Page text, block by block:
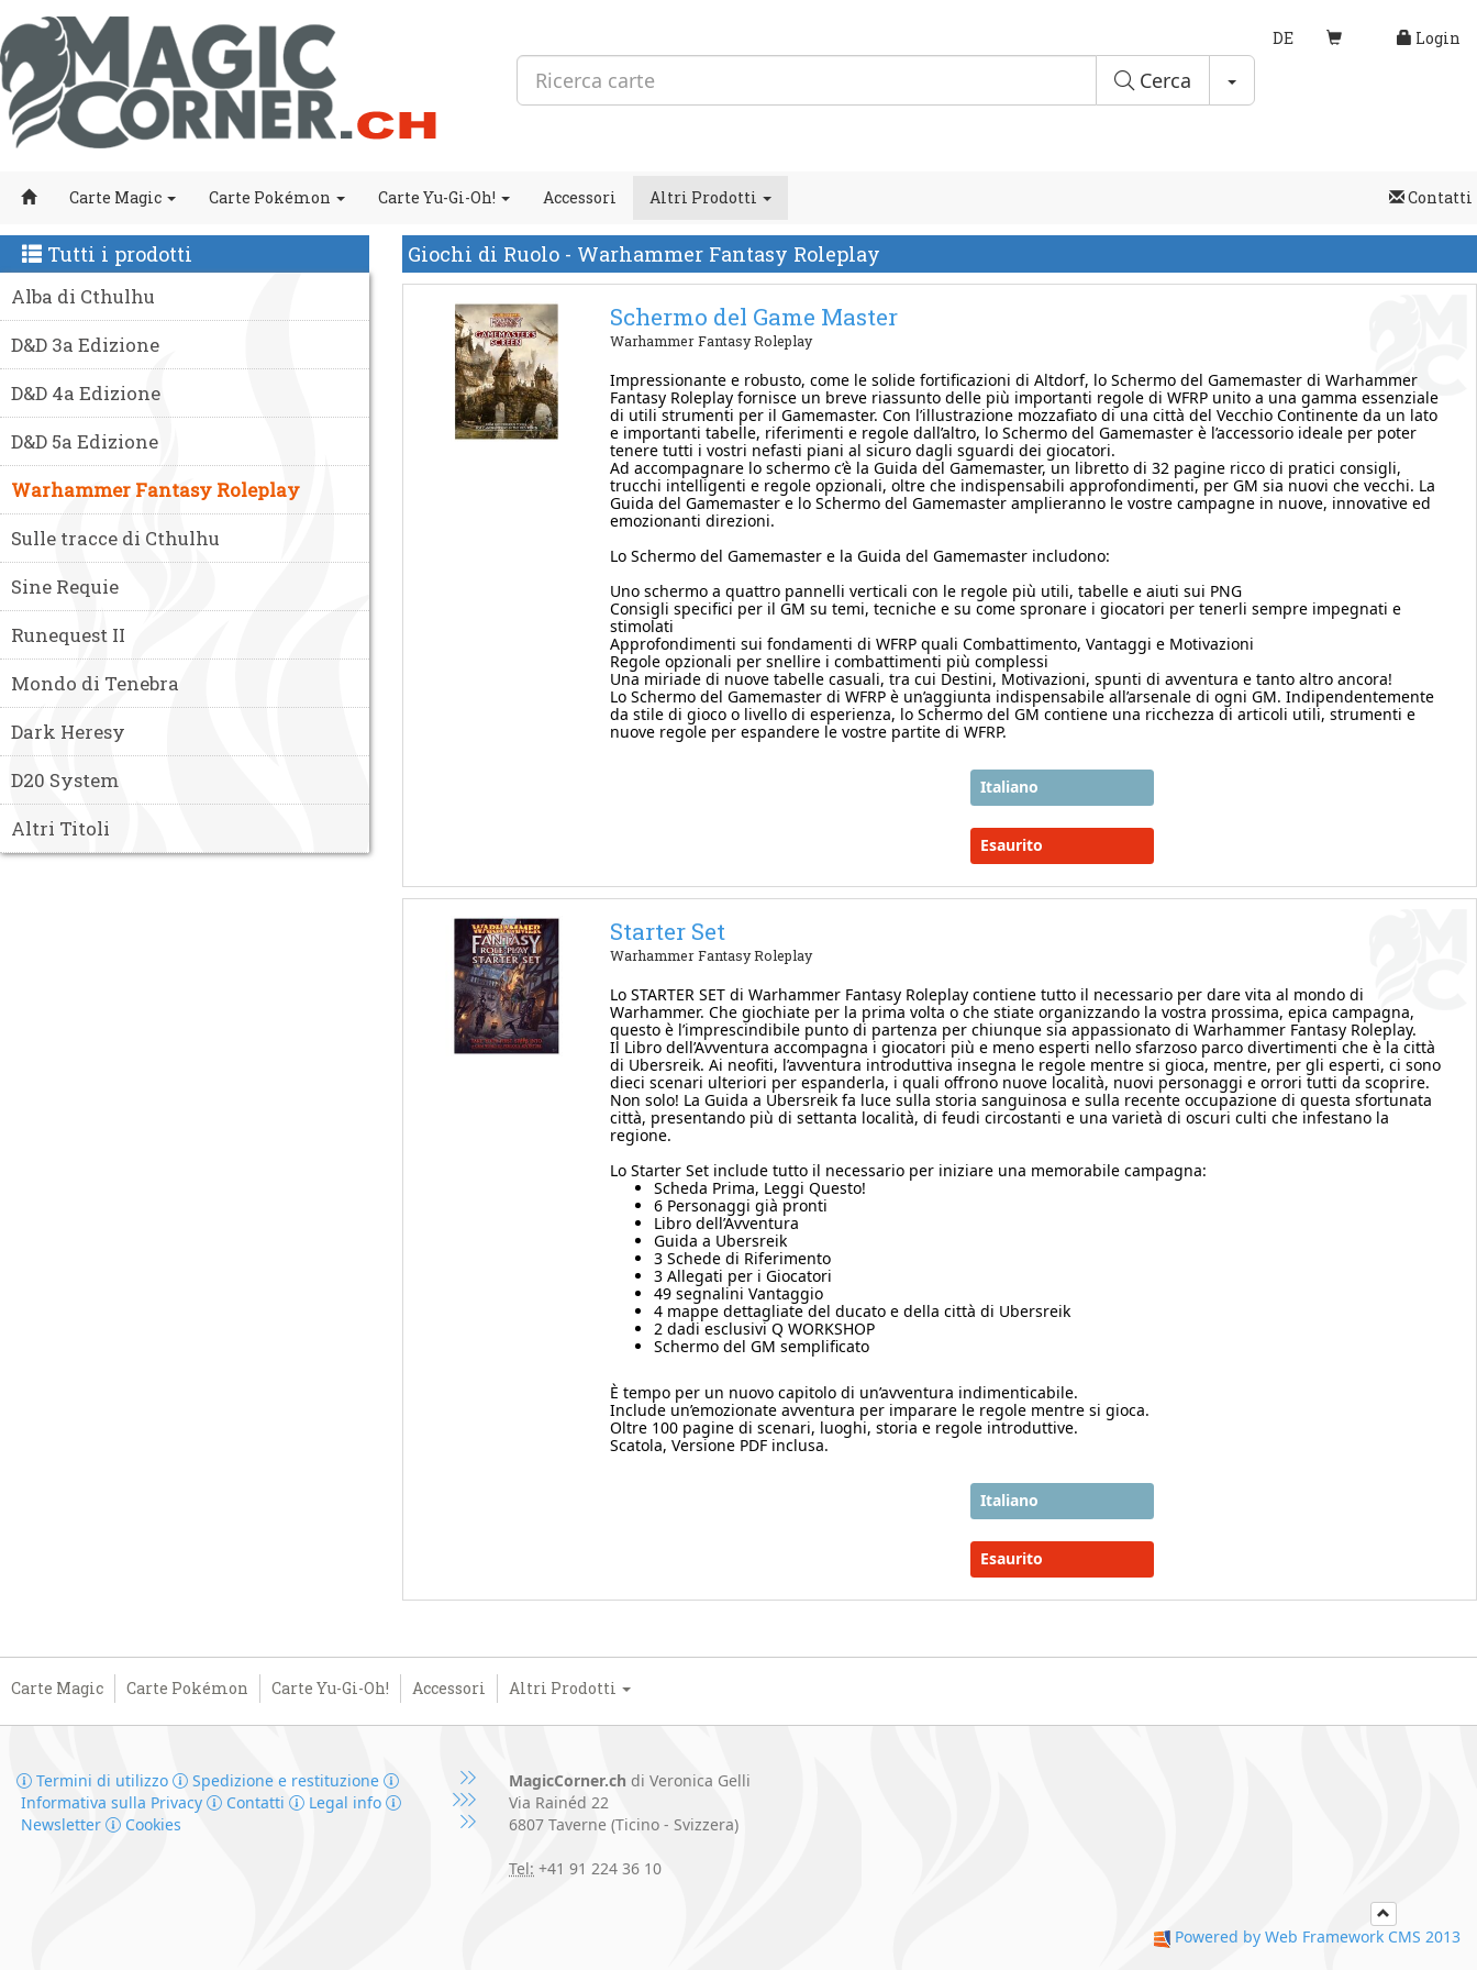
Cerca Toggle Dropdown
DE Login
Carte Magic Carte Pokémon Carte Yu-Gi-Oh! Accessori Altri Prodotti Contatti
Giochi di Ruolo - Warhammer Fantasy Roleplay
Schermo del Game Master
Warhammer Fantasy Roleplay
Impressionante e robusto, come le solide fortificazioni di Altdorf, lo Schermo del Gamemaster di Warhammer
Fantasy Roleplay fornisce un breve riassunto delle più importanti regole di WFRP unito a una gamma essenziale
di utili strumenti per il Gamemaster. Con l’illustrazione mozzafiato di una città del Vecchio Continente da un lato
e importanti tabelle, riferimenti e regole dall’altro, lo Schermo del Gamemaster è l’accessorio ideale per poter
tenere tutti i vostri nefasti piani al sicuro dagli sguardi dei giocatori.
Ad accompagnare lo schermo c’è la Guida del Gamemaster, un libretto di 32 pagine ricco di pratici consigli,
trucchi intelligenti e regole opzionali, oltre che indispensabili approfondimenti, per GM sia nuovi che vecchi. La
Guida del Gamemaster e lo Schermo del Gamemaster amplieranno le vostre campagne in nuove, innovative ed
emozionanti direzioni.
Lo Schermo del Gamemaster e la Guida del Gamemaster includono:
Uno schermo a quattro pannelli verticali con le regole più utili, tabelle e aiuti sui PNG
Consigli specifici per il GM su temi, tecniche e su come spronare i giocatori per tenerli sempre impegnati e
stimolati
Approfondimenti sui fondamenti di WFRP quali Combattimento, Vantaggi e Motivazioni
Regole opzionali per snellire i combattimenti più complessi
Una miriade di nuove tabelle casuali, tra cui Destini, Motivazioni, spunti di avventura e tanto altro ancora!
Lo Schermo del Gamemaster di WFRP è un’aggiunta indispensabile all’arsenale di ogni GM. Indipendentemente
da stile di gioco o livello di esperienza, lo Schermo del GM contiene una ricchezza di articoli utili, strumenti e
nuove regole per espandere le vostre partite di WFRP.
Italiano
Esaurito
Starter Set
Warhammer Fantasy Roleplay
Lo STARTER SET di Warhammer Fantasy Roleplay contiene tutto il necessario per dare vita al mondo di
Warhammer. Che giochiate per la prima volta o che stiate organizzando la vostra prossima, epica campagna,
questo è l’imprescindibile punto di partenza per chiunque sia appassionato di Warhammer Fantasy Roleplay.
Il Libro dell’Avventura accompagna i giocatori più e meno esperti nello sfarzoso parco divertimenti che è la città
di Ubersreik. Ai neofiti, l’avventura introduttiva insegna le regole mentre si gioca, mentre, per gli esperti, ci sono
dieci scenari ulteriori per espanderla, i quali offrono nuove località, nuovi personaggi e orrori tutti da scoprire.
Non solo! La Guida a Ubersreik fa luce sulla storia sanguinosa e sulla recente occupazione di questa sfortunata
città, presentando più di settanta località, di feudi circostanti e una varietà di oscuri culti che infestano la
regione.
Lo Starter Set include tutto il necessario per iniziare una memorabile campagna:
Scheda Prima, Leggi Questo!
6 Personaggi già pronti
Libro dell’Avventura
Guida a Ubersreik
3 Schede di Riferimento
3 Allegati per i Giocatori
49 segnalini Vantaggio
4 mappe dettagliate del ducato e della città di Ubersreik
2 dadi esclusivi Q WORKSHOP
Schermo del GM semplificato
È tempo per un nuovo capitolo di un’avventura indimenticabile.
Include un’emozionate avventura per imparare le regole mentre si gioca.
Oltre 100 pagine di scenari, luoghi, storia e regole introduttive.
Scatola, Versione PDF inclusa.
Italiano
Esaurito
Tutti i prodotti
Alba di Cthulhu
D&D 3a Edizione
D&D 4a Edizione
D&D 5a Edizione
Warhammer Fantasy Roleplay
Sulle tracce di Cthulhu
Sine Requie
Runequest II
Mondo di Tenebra
Dark Heresy
D20 System
Altri Titoli
Carte Magic Carte Pokémon Carte Yu-Gi-Oh! Accessori Altri Prodotti
Termini di utilizzo
Spedizione e restituzione
Informativa sulla Privacy
Contatti
Legal info
Newsletter
Cookies
MagicCorner.ch di Veronica Gelli
Via Rainéd 22
6807 Taverne (Ticino - Svizzera)
Tel: +41 91 224 36 10
Powered by Web Framework CMS 2013